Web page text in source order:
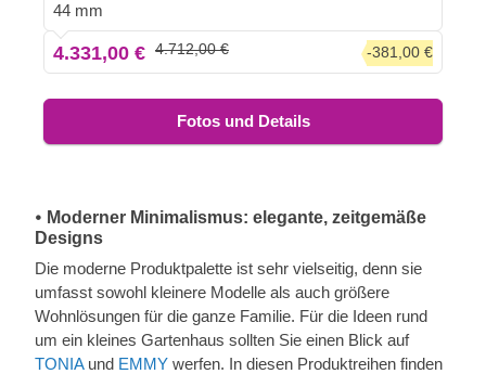
ein tolles Modell sein, das Sie in Betracht ziehen sollten!
Für besonders hohen Komfort ist auch eine isolierte
Version dieses Modells lieferbar.
44 mm
4.331,00 € 4.712,00 € -381,00 €
Fotos und Details
𑇐 Moderner Minimalismus: elegante, zeitgemäße
Designs
Die moderne Produktpalette ist sehr vielseitig, denn sie
umfasst sowohl kleinere Modelle als auch größere
Wohnlösungen für die ganze Familie. Für die Ideen rund
um ein kleines Gartenhaus sollten Sie einen Blick auf
TONIAund EMMY werfen. In diesen Produktreihen finden